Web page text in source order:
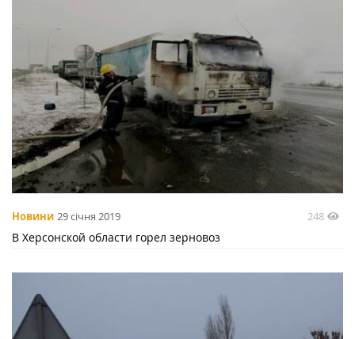
Новини 29 січня 2019 248
В Херсонской области горел зерновоз